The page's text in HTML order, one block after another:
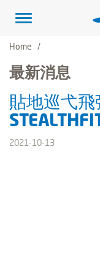
Toggle
Home
最新消息
貼地巡弋飛
2021-10-13